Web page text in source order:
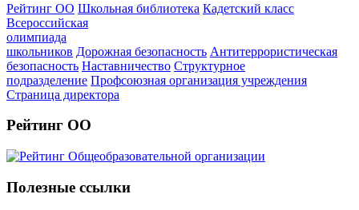
Рейтинг ОО Школьная библиотека Кадетский класс
Всероссийская
олимпиада
школьников Дорожная безопасность Антитеррористическая
безопасность Наставничество Структурное
подразделение Профсоюзная организация учреждения
Страница директора
Рейтинг ОО
Полезные ссылки